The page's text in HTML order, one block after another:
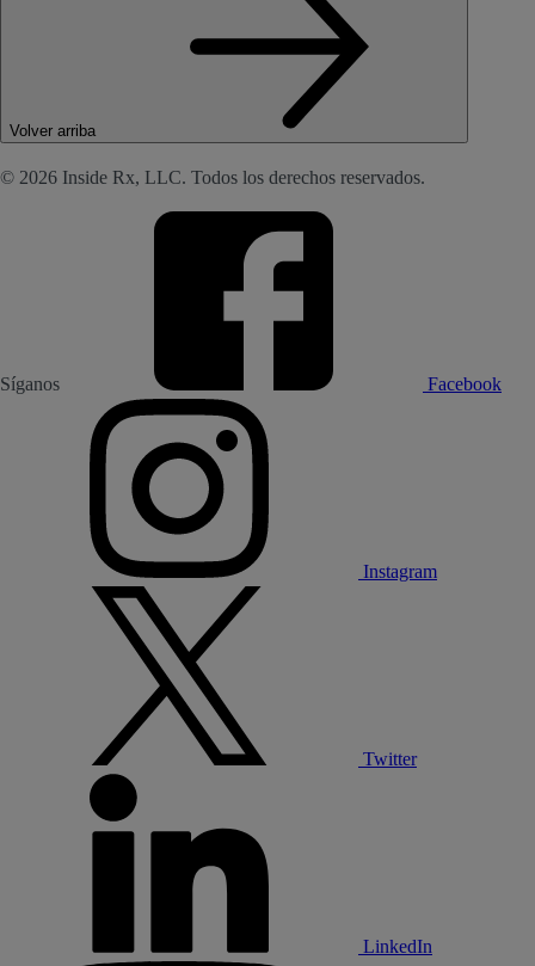
Volver arriba
© 2026 Inside Rx, LLC. Todos los derechos reservados.
Síganos Facebook
Instagram
Twitter
LinkedIn